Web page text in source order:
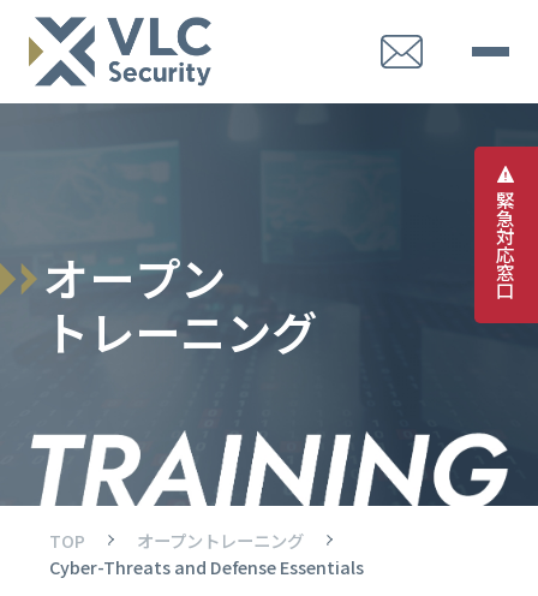
緊
急
対
応
窓
口
オープン
ト レーニング
TOP
オープントレーニング
Cyber-Threats and Defense Essentials